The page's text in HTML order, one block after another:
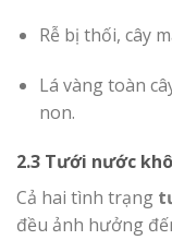
Rễ bị thối, cây
Lá vàng toàn
non.
2.3 Tưới nước
Cả hai tình trạng
đều ảnh hưởng